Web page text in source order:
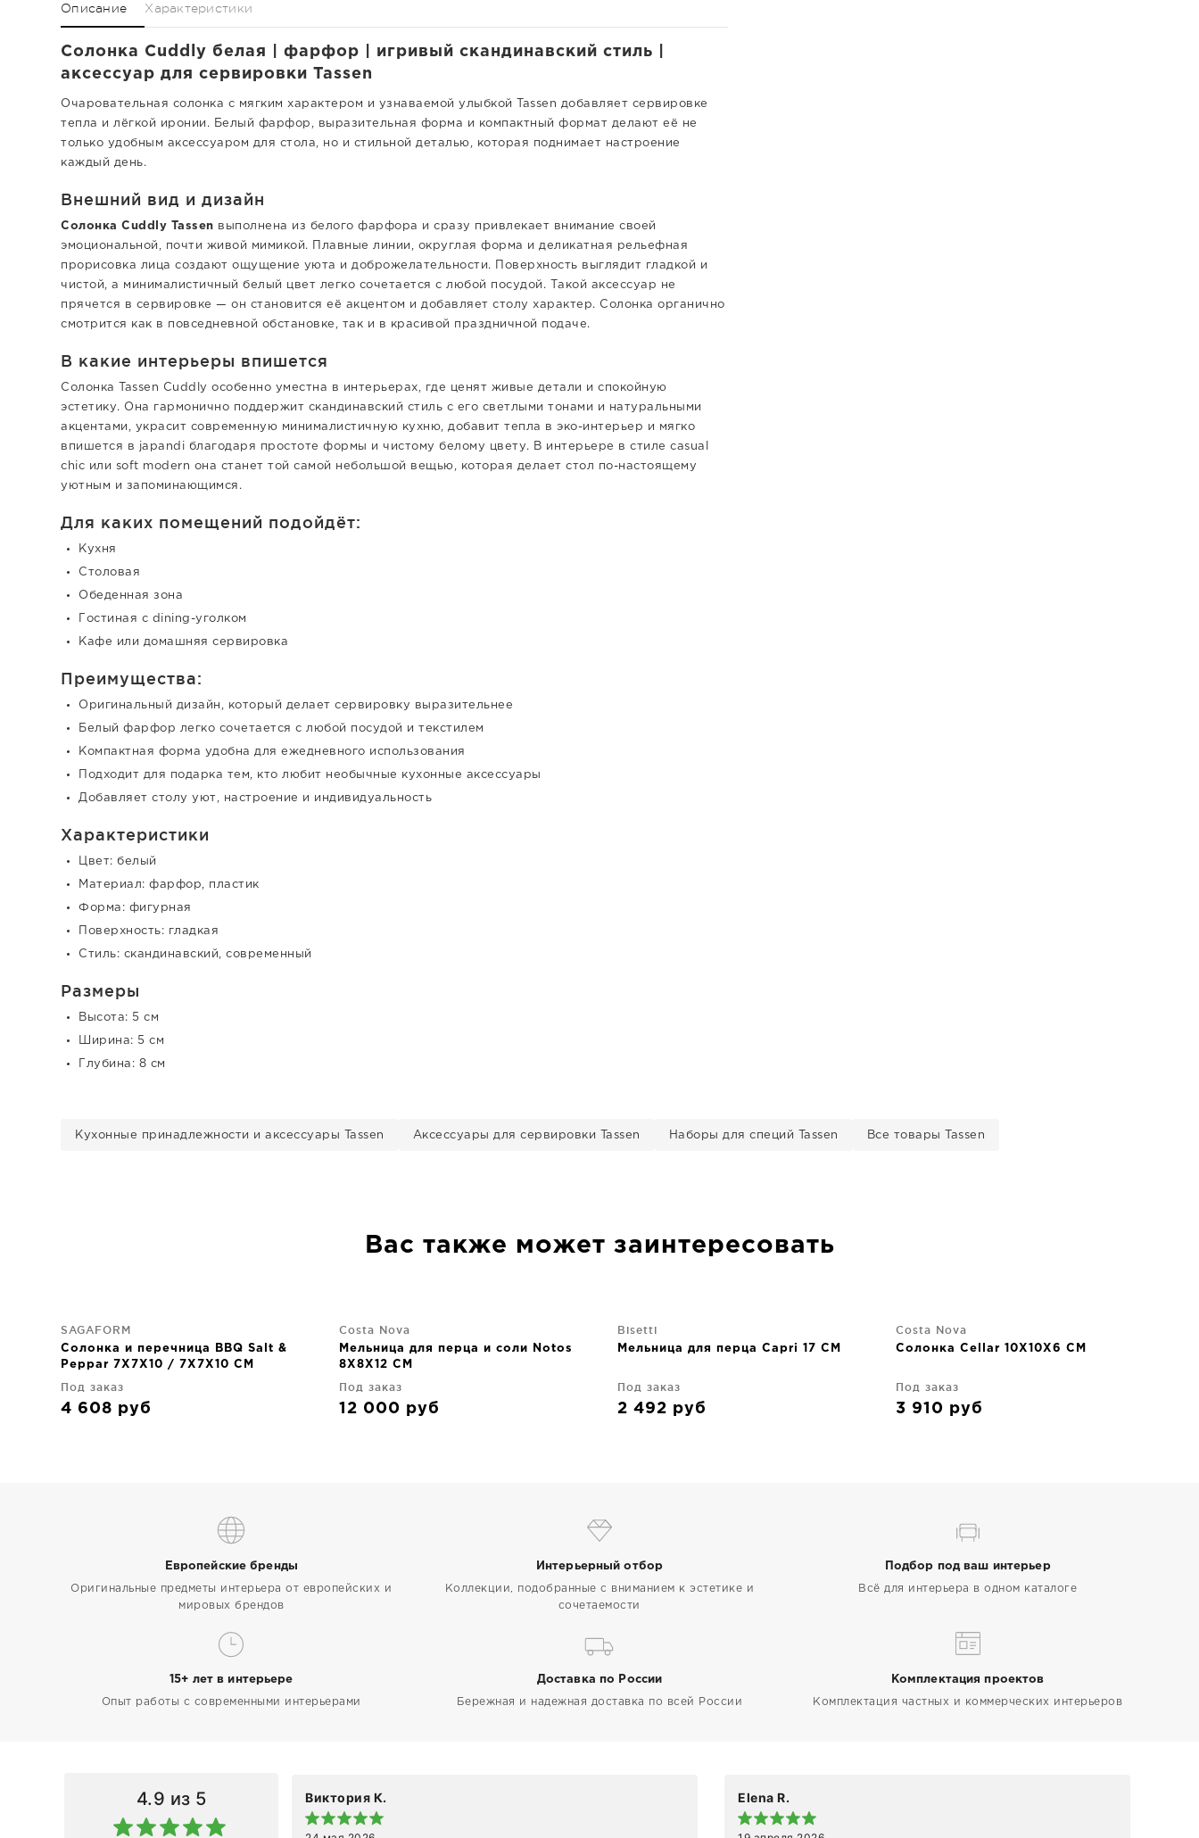
Описание Характеристики
Солонка Cuddly белая | фарфор | игривый скандинавский стиль |
аксессуар для сервировки Tassen
Очаровательная солонка с мягким характером и узнаваемой улыбкой Tassen добавляет сервировке
тепла и лёгкой иронии. Белый фарфор, выразительная форма и компактный формат делают её не
только удобным аксессуаром для стола, но и стильной деталью, которая поднимает настроение
каждый день.
Внешний вид и дизайн
Солонка Cuddly Tassen выполнена из белого фарфора и сразу привлекает внимание своей
эмоциональной, почти живой мимикой. Плавные линии, округлая форма и деликатная рельефная
прорисовка лица создают ощущение уюта и доброжелательности. Поверхность выглядит гладкой и
чистой, а минималистичный белый цвет легко сочетается с любой посудой. Такой аксессуар не
прячется в сервировке — он становится её акцентом и добавляет столу характер. Солонка органично
смотрится как в повседневной обстановке, так и в красивой праздничной подаче.
В какие интерьеры впишется
Солонка Tassen Cuddly особенно уместна в интерьерах, где ценят живые детали и спокойную
эстетику. Она гармонично поддержит скандинавский стиль с его светлыми тонами и натуральными
акцентами, украсит современную минималистичную кухню, добавит тепла в эко-интерьер и мягко
впишется в japandi благодаря простоте формы и чистому белому цвету. В интерьере в стиле casual
chic или soft modern она станет той самой небольшой вещью, которая делает стол по-настоящему
уютным и запоминающимся.
Для каких помещений подойдёт:
Кухня
Столовая
Обеденная зона
Гостиная с dining-уголком
Кафе или домашняя сервировка
Преимущества:
Оригинальный дизайн, который делает сервировку выразительнее
Белый фарфор легко сочетается с любой посудой и текстилем
Компактная форма удобна для ежедневного использования
Подходит для подарка тем, кто любит необычные кухонные аксессуары
Добавляет столу уют, настроение и индивидуальность
Характеристики
Цвет: белый
Материал: фарфор, пластик
Форма: фигурная
Поверхность: гладкая
Стиль: скандинавский, современный
Размеры
Высота: 5 см
Ширина: 5 см
Глубина: 8 см
Кухонные принадлежности и аксессуары Tassen Аксессуары для сервировки Tassen Наборы для специй Tassen Все товары Tassen
Вас также может заинтересовать
SAGAFORM
Солонка и перечница BBQ Salt &
Peppar 7X7X10 / 7X7X10 CM
Под заказ
4 608 руб
Costa Nova
Мельница для перца и соли Notos
8X8X12 CM
Под заказ
12 000 руб
Bisetti
Мельница для перца Capri 17 CM
Под заказ
2 492 руб
Costa Nova
Солонка Cellar 10X10X6 CM
Под заказ
3 910 руб
Европейские бренды
Оригинальные предметы интерьера от европейских и
мировых брендов
Интерьерный отбор
Коллекции, подобранные с вниманием к эстетике и
сочетаемости
Подбор под ваш интерьер
Всё для интерьера в одном каталоге
15+ лет в интерьере
Опыт работы с современными интерьерами
Доставка по России
Бережная и надежная доставка по всей России
Комплектация проектов
Комплектация частных и коммерческих интерьеров
4.9 из 5 Виктория К. Elena R.